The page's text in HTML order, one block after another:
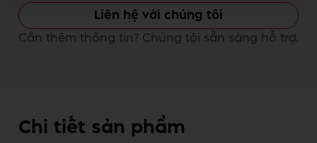
Liên hệ với chúng tôi
Cần thêm thông tin? Chúng tôi sẵn sàng hỗ trợ.
Chi tiết sản phẩm